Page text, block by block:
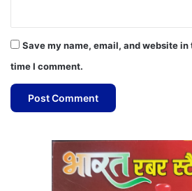
Save my name, email, and website
time I comment.